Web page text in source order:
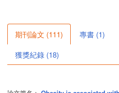
期刊論文 (111) 專書 (1)
獲獎紀錄 (18)